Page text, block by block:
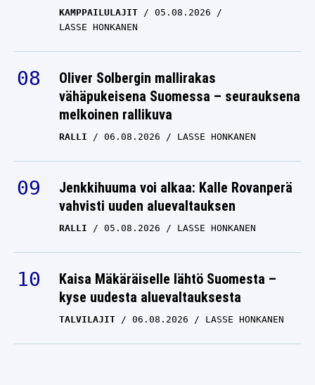
KAMPPAILULAJIT
05.08.2026
LASSE HONKANEN
Oliver Solbergin mallirakas
vähäpukeisena Suomessa – seurauksena
melkoinen rallikuva
RALLI 06.08.2026 LASSE HONKANEN
Jenkkihuuma voi alkaa: Kalle Rovanperä
vahvisti uuden aluevaltauksen
RALLI 05.08.2026 LASSE HONKANEN
Kaisa Mäkäräiselle lähtö Suomesta –
kyse uudesta aluevaltauksesta
TALVILAJIT 06.08.2026 LASSE HONKANEN